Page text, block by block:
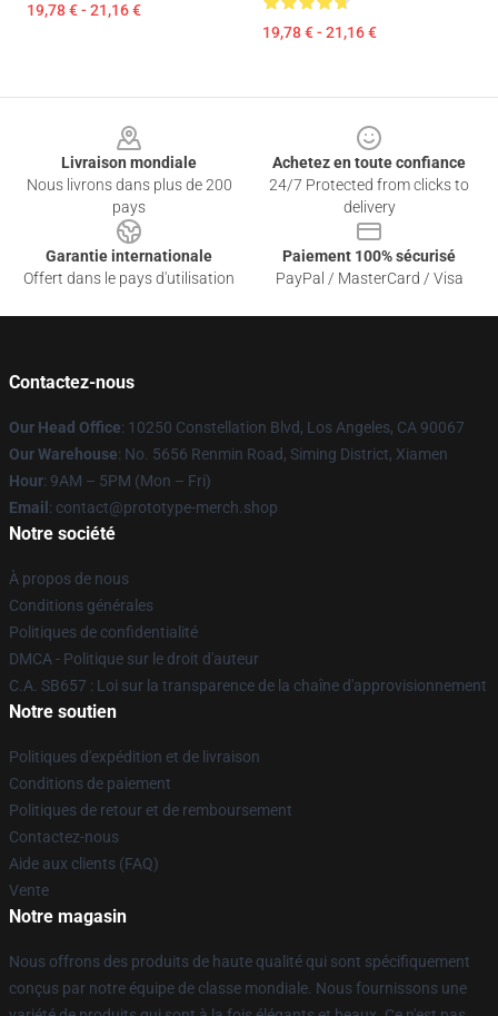
19,78 € - 21,16 €
19,78 € - 21,16 €
Livraison mondiale
Nous livrons dans plus de 200
pays
Achetez en toute confiance
24/7 Protected from clicks to
delivery
Garantie internationale
Offert dans le pays d'utilisation
Paiement 100% sécurisé
PayPal / MasterCard / Visa
Contactez-nous
Our Head Office: 10250 Constellation Blvd, Los Angeles, CA 90067
Our Warehouse: No. 5656 Renmin Road, Siming District, Xiamen
Hour: 9AM – 5PM (Mon – Fri)
Email : contact@prototype-merch.shop
Notre société
À propos de nous
Conditions générales
Politiques de confidentialité
DMCA - Politique sur le droit d'auteur
C.A. SB657 : Loi sur la transparence de la chaîne d'approvisionnement
Notre soutien
Politiques d'expédition et de livraison
Conditions de paiement
Politiques de retour et de remboursement
Contactez-nous
Aide aux clients (FAQ)
Vente
Notre magasin
Nous offrons des produits de haute qualité qui sont spécifiquement
conçus par notre équipe de classe mondiale. Nous fournissons une